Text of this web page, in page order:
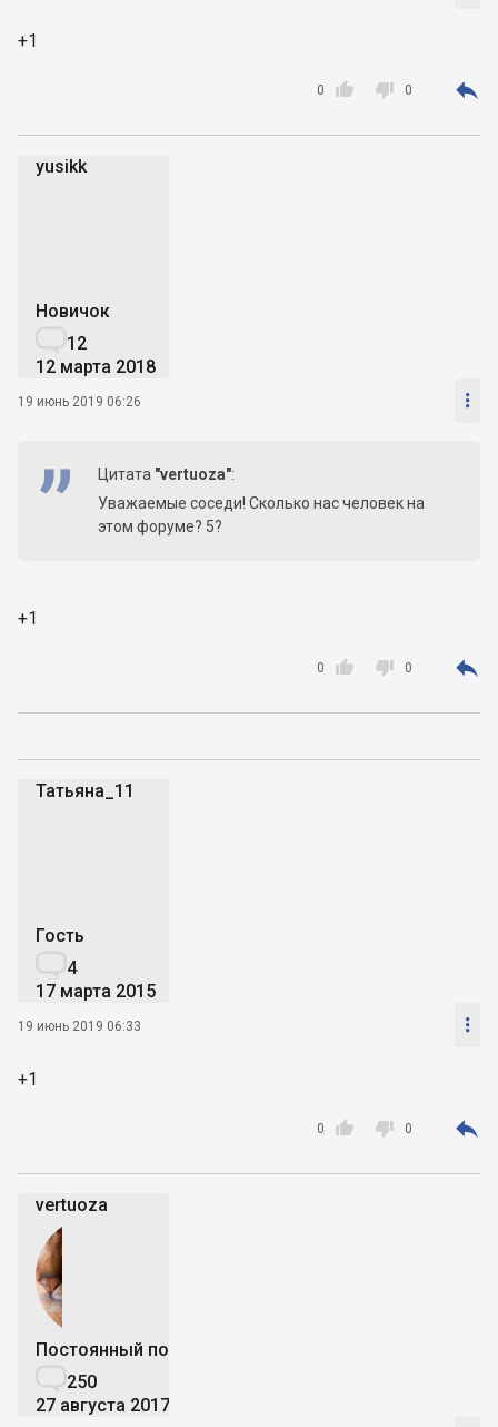
+1

0  0 
yusikk
Новичок
12
12 марта 2018
19 июнь 2019 06:26 
Цитата "vertuoza":
Уважаемые соседи! Сколько нас человек на
этом форуме? 5?
+1

0  0 
Татьяна_11
Гость
4
17 марта 2015
19 июнь 2019 06:33 
+1

0  0 
vertuoza
Постоянный пользователь
250
27 августа 2017